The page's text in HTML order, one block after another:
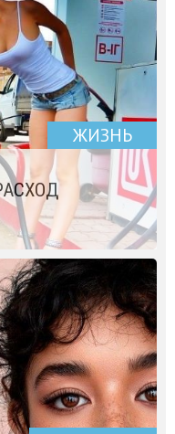
ЖИЗНЬ